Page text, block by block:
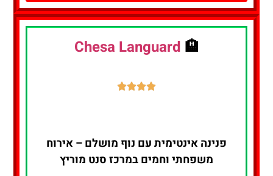
🏨
Chesa Languard
פנינה אינטימית עם נוף מושלם – אירוח
משפחתי וחמים במרכז סנט מוריץ